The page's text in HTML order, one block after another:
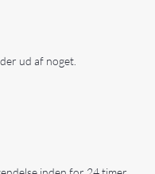
ud af noget.